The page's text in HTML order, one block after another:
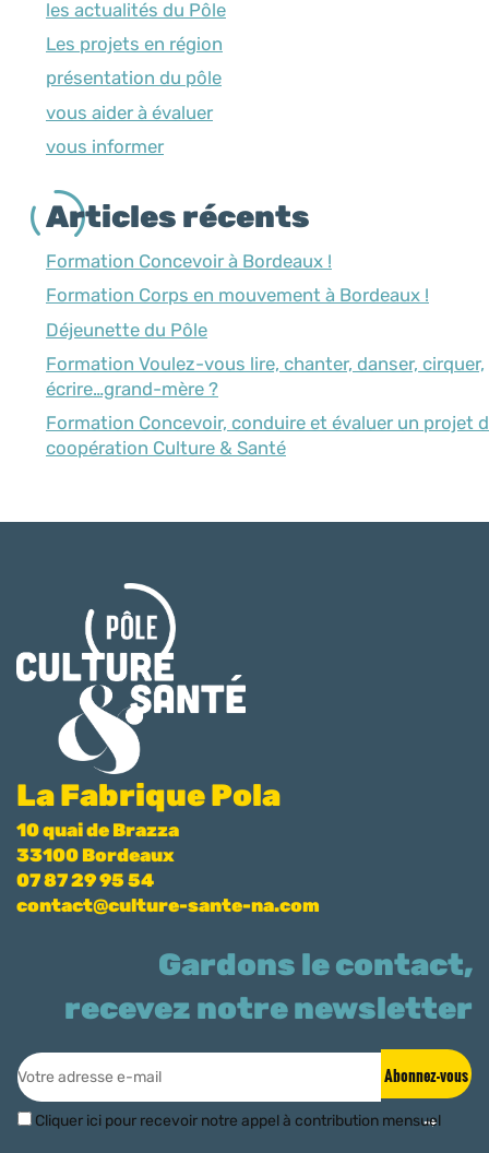
les actualités du Pôle
Les projets en région
présentation du pôle
vous aider à évaluer
vous informer
Articles récents
Formation Concevoir à Bordeaux !
Formation Corps en mouvement à Bordeaux !
Déjeunette du Pôle
Formation Voulez-vous lire, chanter, danser, cirquer,
écrire…grand-mère ?
Formation Concevoir, conduire et évaluer un projet
coopération Culture & Santé
La Fabrique Pola
10 quai de Brazza
33100 Bordeaux
07 87 29 95 54
contact@culture-sante-na.com
Gardons le contact,
recevez notre newsletter
Abonnez-vous
Cliquer ici pour recevoir notre appel à contribution mensuel